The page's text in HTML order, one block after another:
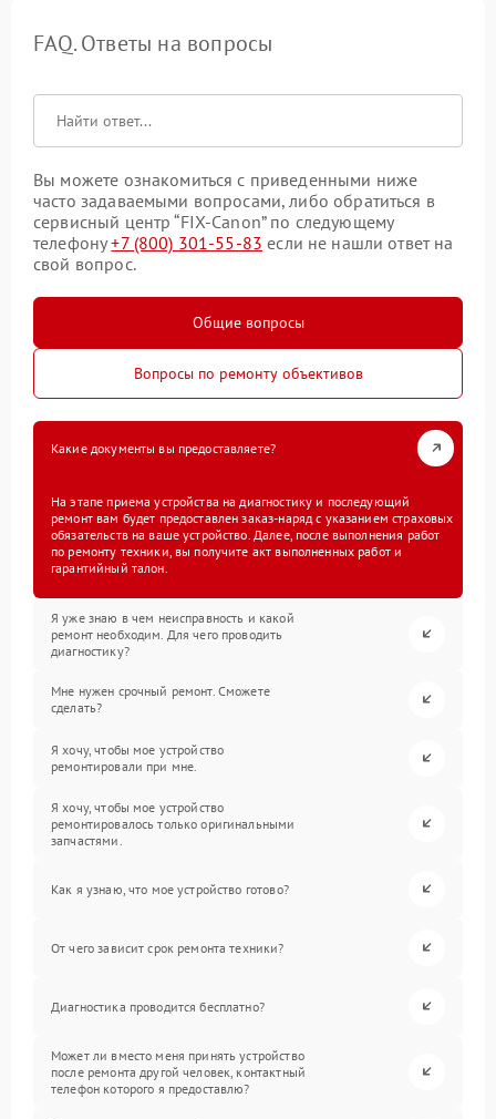
FAQ. Ответы на вопросы
Вы можете ознакомиться с приведенными ниже
часто задаваемыми вопросами, либо обратиться в
сервисный центр “FIX-Canon” по следующему
телефону+7 (800) 301-55-83 если не нашли ответ на
свой вопрос.
Общие вопросы
Вопросы по ремонту объективов
Какие документы вы предоставляете?
На этапе приема устройства на диагностику и последующий
ремонт вам будет предоставлен заказ-наряд с указанием страховых
обязательств на ваше устройство. Далее, после выполнения работ
по ремонту техники, вы получите акт выполненных работ и
гарантийный талон.
Я уже знаю в чем неисправность и какой
ремонт необходим. Для чего проводить
диагностику?
Мне нужен срочный ремонт. Сможете
сделать?
Я хочу, чтобы мое устройство
ремонтировали при мне.
Я хочу, чтобы мое устройство
ремонтировалось только оригинальными
запчастями.
Как я узнаю, что мое устройство готово?
От чего зависит срок ремонта техники?
Диагностика проводится бесплатно?
Может ли вместо меня принять устройство
после ремонта другой человек, контактный
телефон которого я предоставлю?